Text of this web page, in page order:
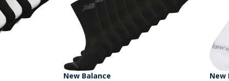
New Balance
New